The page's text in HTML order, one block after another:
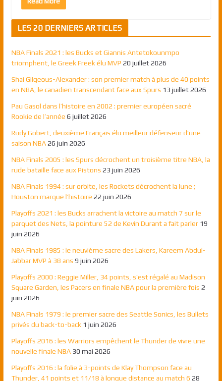
LES 20 DERNIERS ARTICLES
NBA Finals 2021 : les Bucks et Giannis Antetokounmpo
triomphent, le Greek Freek élu MVP 20 juillet 2026
Shai Gilgeous-Alexander : son premier match à plus de 40 points
en NBA, le canadien transcendant face aux Spurs 13 juillet 2026
Pau Gasol dans l’histoire en 2002 : premier européen sacré
Rookie de l’année 6 juillet 2026
Rudy Gobert, deuxième Français élu meilleur défenseur d’une
saison NBA 26 juin 2026
NBA Finals 2005 : les Spurs décrochent un troisième titre NBA, la
rude bataille face aux Pistons 23 juin 2026
NBA Finals 1994 : sur orbite, les Rockets décrochent la lune ;
Houston marque l’histoire 22 juin 2026
Playoffs 2021 : les Bucks arrachent la victoire au match 7 sur le
parquet des Nets, la pointure 52 de Kevin Durant a fait parler 19
juin 2026
NBA Finals 1985 : le neuvième sacre des Lakers, Kareem Abdul-
Jabbar MVP à 38 ans 9 juin 2026
Playoffs 2000 : Reggie Miller, 34 points, s’est régalé au Madison
Square Garden, les Pacers en finale NBA pour la première fois 2
juin 2026
NBA Finals 1979 : le premier sacre des Seattle Sonics, les Bullets
privés du back-to-back 1 juin 2026
Playoffs 2016 : les Warriors empêchent le Thunder de vivre une
nouvelle finale NBA 30 mai 2026
Playoffs 2016 : la folie à 3-points de Klay Thompson face au
Thunder, 41 points et 11/18 à longue distance au match 6 28